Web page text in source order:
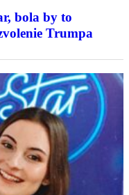
bola by to
Trumpa